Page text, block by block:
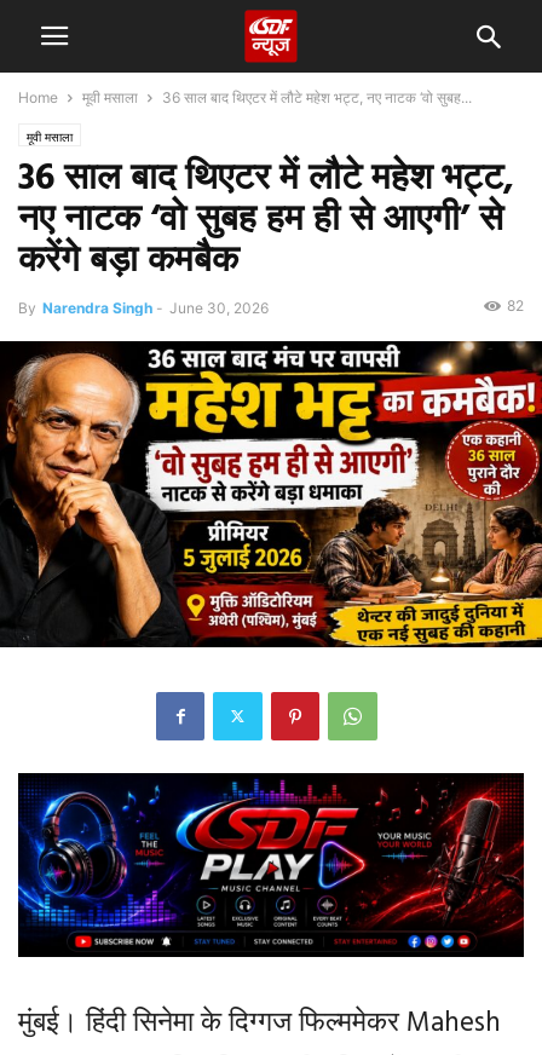
Home मूवी मसाला 36 साल बाद थिएटर में लौटे महेश भट्ट, नए नाटक ‘वो सुबह...
मूवी मसाला
36 साल बाद थिएटर में लौटे महेश भट्ट,
नए नाटक ‘वो सुबह हम ही से आएगी’ से
करेंगे बड़ा कमबैक
By Narendra Singh - June 30, 2026 82
मुंबई। हिंदी सिनेमा के दिग्गज फिल्ममेकर Mahesh